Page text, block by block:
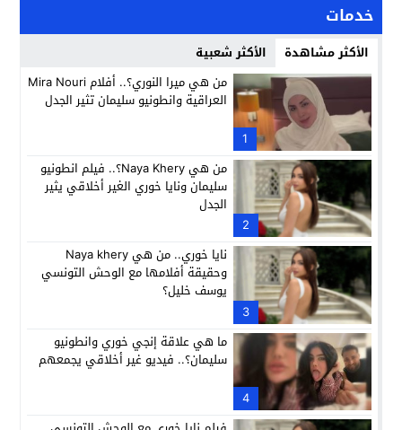
خدمات
الأكثر مشاهدة الأكثر شعبية
1
من هي ميرا النوري؟.. أفلام Mira Nouri
العراقية وانطونيو سليمان تثير الجدل
2
من هي Naya Khery؟.. فيلم انطونيو
سليمان ونايا خوري الغير أخلاقي يثير
الجدل
3
نايا خوري.. من هي Naya khery
وحقيقة أفلامها مع الوحش التونسي
يوسف خليل؟
4
ما هي علاقة إنجي خوري وانطونيو
سليمان؟.. فيديو غير أخلاقي يجمعهم